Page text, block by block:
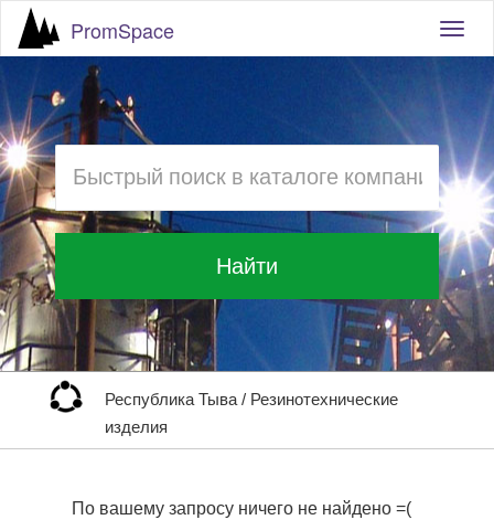
PromSpace
Найти
Республика Тыва / Резинотехнические
изделия
По вашему запросу ничего не найдено =(